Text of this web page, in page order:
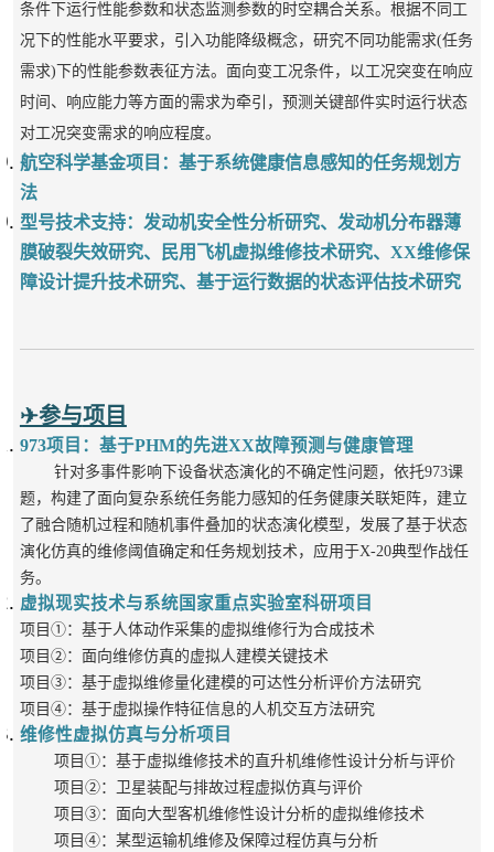
条件下运行性能参数和状态监测参数的时空耦合关系。根据不同工
况下的性能水平要求，引入功能降级概念，研究不同功能需求(任务
需求)下的性能参数表征方法。面向变工况条件，以工况突变在响应
时间、响应能力等方面的需求为牵引，预测关键部件实时运行状态
对工况突变需求的响应程度。
航空科学基金项目：基于系统健康信息感知的任务规划方
法
型号技术支持： 发动机安全性分析研究、 发动机分布器薄
膜破裂失效研究、
民用飞机虚拟维修技术研究、 XX维修保
障设计提升技术研究、 基于运行数据的状态评估技术研究
✈参与项目
973项目：基于PHM的先进XX故障预测与健康管理
针对多事件影响下设备状态演化的不确定性问题，依托973课
题，构建了面向复杂系统任务能力感知的任务健康关联矩阵，建立
了融合随机过程和随机事件叠加的状态演化模型，发展了基于状态
演化仿真的维修阈值确定和任务规划技术，应用于X-20典型作战任
务。
虚拟现实技术与系统国家重点实验室科研项目
项目①：基于人体动作采集的虚拟维修行为合成技术
项目②： 面向维修仿真的虚拟人建模关键技术
项目③：基于虚拟维修量化建模的可达性分析评价方法研究
项目④：基于虚拟操作特征信息的人机交互方法研究
维修性虚拟仿真与分析项目
项目①：基于虚拟维修技术的直升机维修性设计分析与评价
项目②：卫星装配与排故过程虚拟仿真与评价
项目③：面向大型客机维修性设计分析的虚拟维修技术
项目④：某型运输机维修及保障过程仿真与分析